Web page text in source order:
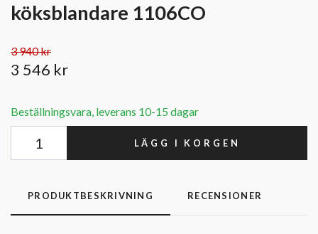
köksblandare 1106CO
3 940 kr
3 546 kr
Beställningsvara, leverans 10-15 dagar
LÄGG I KORGEN
PRODUKTBESKRIVNING RECENSIONER